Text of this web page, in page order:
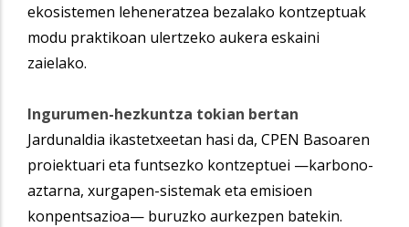
ekosistemen leheneratzea bezalako kontzeptuak
modu praktikoan ulertzeko aukera eskaini
zaielako.
Ingurumen-hezkuntza tokian bertan
Jardunaldia ikastetxeetan hasi da, CPEN Basoaren
proiektuari eta funtsezko kontzeptuei —karbono-
aztarna, xurgapen-sistemak eta emisioen
konpentsazioa— buruzko aurkezpen batekin.